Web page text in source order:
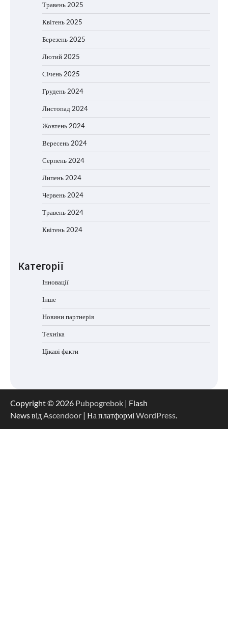
Травень 2025
Квітень 2025
Березень 2025
Лютий 2025
Січень 2025
Грудень 2024
Листопад 2024
Жовтень 2024
Вересень 2024
Серпень 2024
Липень 2024
Червень 2024
Травень 2024
Квітень 2024
Категорії
Інновації
Інше
Новини партнерів
Техніка
Цікаві факти
Copyright © 2026 Pubpogrebok | Flash
News відAscendoor | На платформі WordPress.